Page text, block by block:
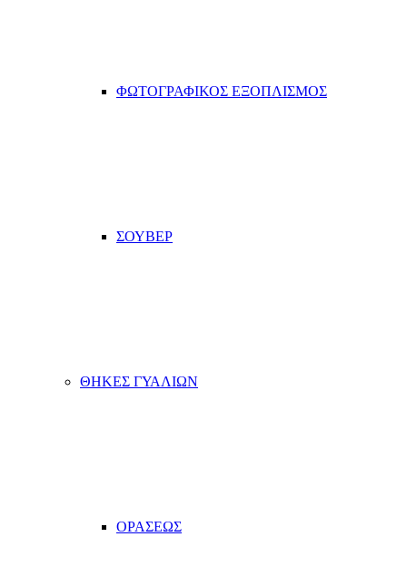
ΦΩΤΟΓΡΑΦΙΚΟΣ ΕΞΟΠΛΙΣΜΟΣ
ΣΟΥΒΕΡ
ΘΗΚΕΣ ΓΥΑΛΙΩΝ
ΟΡΑΣΕΩΣ